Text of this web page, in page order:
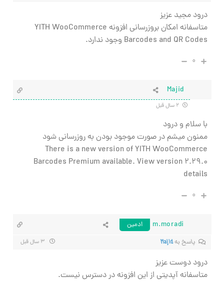
درود مجید عزیز
متاسفانه امکان بروزرسانی افزونه YITH WooCommerce
Barcodes and QR Codes وجود ندارد.
۰
Majid
با سلام و درود
ممنون میشم در صورت موجود بودن به روزرسانی شود
There is a new version of YITH WooCommerce
Barcodes Premium available. View version 2.29.0
details
۰
m.moradi
ادمین
پاسخ بهMajid
درود دوست عزیز
متاسفانه آپدیتی از این افزونه در دسترس نیست.